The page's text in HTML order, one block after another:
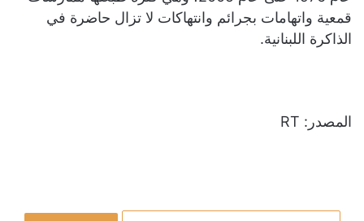
قمعية واتهامات بجرائم وانتهاكات لا تزال حاضرة في
الذاكرة اللبنانية.
المصدر: RT